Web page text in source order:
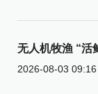
无人机牧渔 “活
2026-08-03 09:16